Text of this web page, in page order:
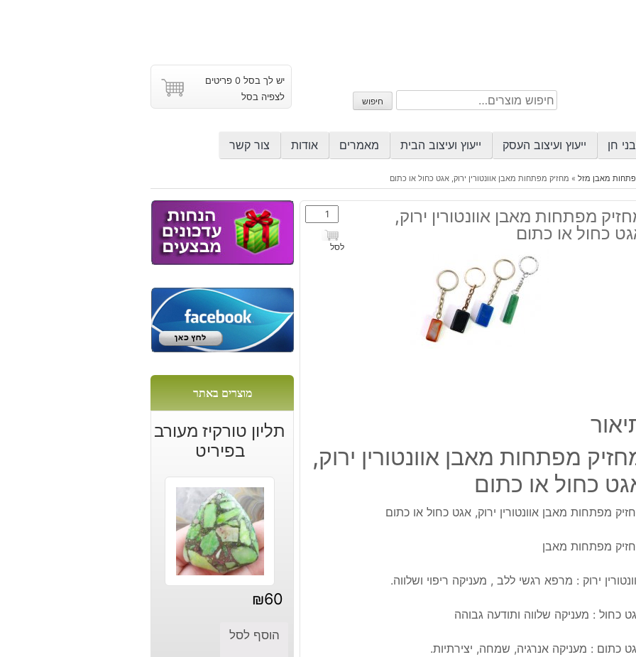
חיפוש
עבור:
חיפוש
יש לך בסל 0 פריטים
לצפיה בסל
חן ייעוץ ועיצוב העסק ייעוץ ועיצוב הבית מאמרים אודות צור קשר
מאבן מזל » מחזיק מפתחות מאבן אוונטורין ירוק, אגט כחול או כתום
מפתחות מאבן אוונטורין ירוק,
כחול או כתום
כמות
של
מחזיק
לסל
מפתחות מאבן אוונטורין ירוק,
כחול או כתום
מפתחות מאבן אוונטורין ירוק, אגט כחול או כתום
מפתחות מאבן
ירוק : מרפא רגשי ללב , מעניקה ריפוי ושלווה.
כחול : מעניקה שלווה ותודעה גבוהה
כתום : מעניקה אנרגיה, שמחה, יצירתיות.
מוצרים באתר
תליון טורקיז מעורב
בפיריט
₪60
הוסף לסל